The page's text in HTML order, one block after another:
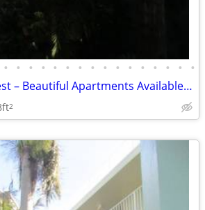
• • • • • • • • • • • • • • • •
🌴 Move to Key West – Beautiful Apartments Available Now!
2